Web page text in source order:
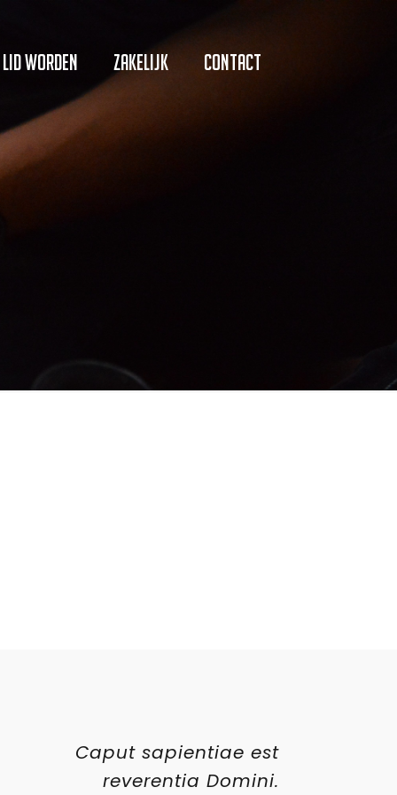
Lid worden Zakelijk Contact
Caput sapientiae est
reverentia Domini.